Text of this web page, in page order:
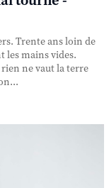
Trente ans loin de
les mains vides.
ne vaut la terre